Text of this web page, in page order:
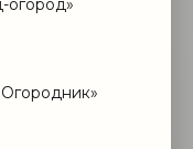
огород»